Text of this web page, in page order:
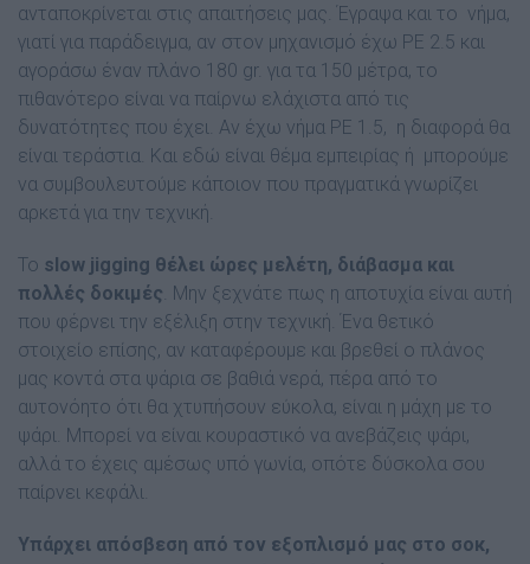
ανταποκρίνεται στις απαιτήσεις μας. Έγραψα και το νήμα,
γιατί για παράδειγμα, αν στον μηχανισμό έχω PE 2.5 και
αγοράσω έναν πλάνο 180 gr. για τα 150 μέτρα, το
πιθανότερο είναι να παίρνω ελάχιστα από τις
δυνατότητες που έχει. Αν έχω νήμα PE 1.5, η διαφορά θα
είναι τεράστια. Και εδώ είναι θέμα εμπειρίας ή μπορούμε
να συμβουλευτούμε κάποιον που πραγματικά γνωρίζει
αρκετά για την τεχνική.
Το slow jigging θέλει ώρες μελέτη, διάβασμα και
πολλές δοκιμές . Μην ξεχνάτε πως η αποτυχία είναι αυτή
που φέρνει την εξέλιξη στην τεχνική. Ένα θετικό
στοιχείο επίσης, αν καταφέρουμε και βρεθεί ο πλάνος
μας κοντά στα ψάρια σε βαθιά νερά, πέρα από το
αυτονόητο ότι θα χτυπήσουν εύκολα, είναι η μάχη με το
ψάρι. Μπορεί να είναι κουραστικό να ανεβάζεις ψάρι,
αλλά το έχεις αμέσως υπό γωνία, οπότε δύσκολα σου
παίρνει κεφάλι.
Υπάρχει απόσβεση από τον εξοπλισμό μας στο σοκ,